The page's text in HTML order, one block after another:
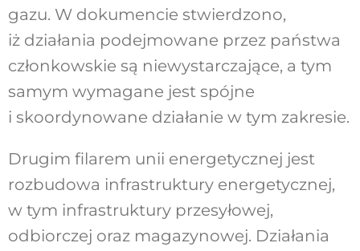
gazu. W dokumencie stwierdzono,
iż działania podejmowane przez państwa
członkowskie są niewystarczające, a tym
samym wymagane jest spójne
i skoordynowane działanie w tym zakresie.
Drugim filarem unii energetycznej jest
rozbudowa infrastruktury energetycznej,
w tym infrastruktury przesyłowej,
odbiorczej oraz magazynowej. Działania